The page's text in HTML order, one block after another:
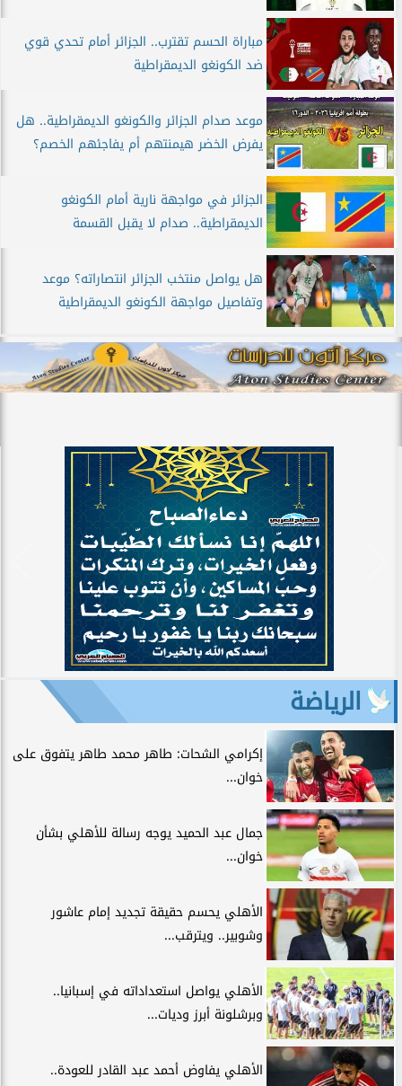
مباراة الحسم تقترب.. الجزائر أمام تحدي قوي
ضد الكونغو الديمقراطية
موعد صدام الجزائر والكونغو الديمقراطية.. هل
يفرض الخضر هيمنتهم أم يفاجئهم الخصم؟
الجزائر في مواجهة نارية أمام الكونغو
الديمقراطية.. صدام لا يقبل القسمة
هل يواصل منتخب الجزائر انتصاراته؟ موعد
وتفاصيل مواجهة الكونغو الديمقراطية
الرياضة
إكرامي الشحات: طاهر محمد طاهر يتفوق على
خوان...
جمال عبد الحميد يوجه رسالة للأهلي بشأن
خوان...
الأهلي يحسم حقيقة تجديد إمام عاشور
وشوبير.. ويترقب...
الأهلي يواصل استعداداته في إسبانيا..
وبرشلونة أبرز وديات...
الأهلي يفاوض أحمد عبد القادر للعودة..